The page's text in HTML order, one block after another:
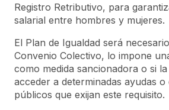
Registro Retributivo, para
salarial entre hombres y mujeres.
El Plan de Igualdad será
Convenio Colectivo, lo impone
como medida sancionadora o si
acceder a determinadas ayudas
públicos que exijan este requisito.